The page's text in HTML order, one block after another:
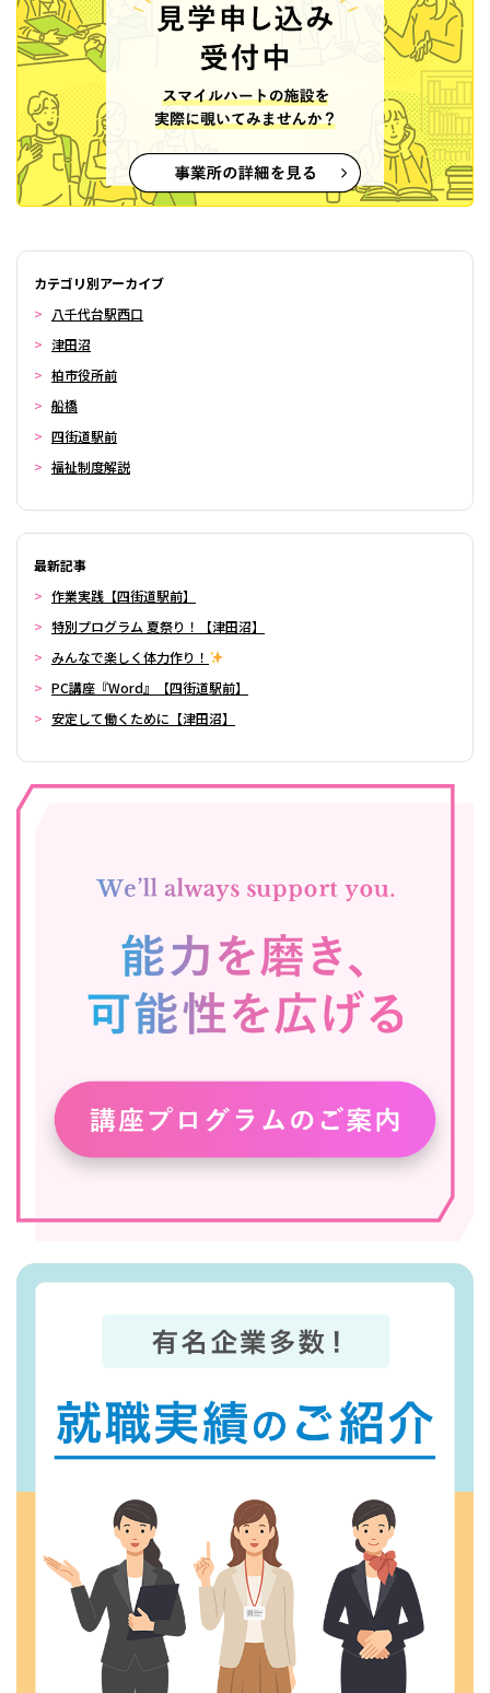
カテゴリ別アーカイブ
八千代台駅西口
津田沼
柏市役所前
船橋
四街道駅前
福祉制度解説
最新記事
作業実践【四街道駅前】
特別プログラム 夏祭り！【津田沼】
みんなで楽しく体力作り！
PC講座『Word』【四街道駅前】
安定して働くために【津田沼】